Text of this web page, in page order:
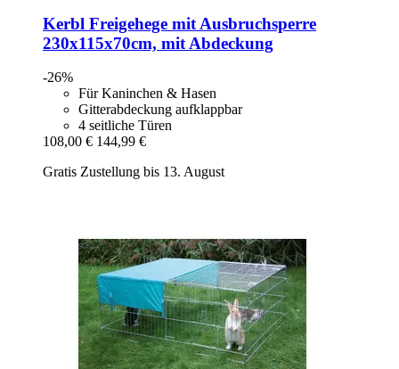
Kerbl Freigehege mit Ausbruchsperre
230x115x70cm, mit Abdeckung
-26%
Für Kaninchen & Hasen
Gitterabdeckung aufklappbar
4 seitliche Türen
108,00 € 144,99 €
Gratis Zustellung bis 13. August